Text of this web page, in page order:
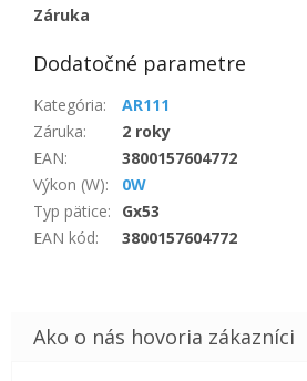
Záruka
Dodatočné parametre
Kategória:
AR111
Záruka:
2 roky
EAN:
3800157604772
Výkon (W):
0W
Typ pätice:
Gx53
EAN kód: 3800157604772